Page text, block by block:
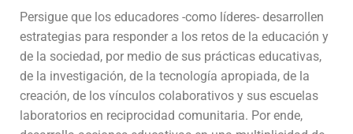
Persigue que los educadores -como líderes- desarrollen
estrategias para responder a los retos de la educación y
de la sociedad, por medio de sus prácticas educativas,
de la investigación, de la tecnología apropiada, de la
creación, de los vínculos colaborativos y sus escuelas
laboratorios en reciprocidad comunitaria. Por ende,